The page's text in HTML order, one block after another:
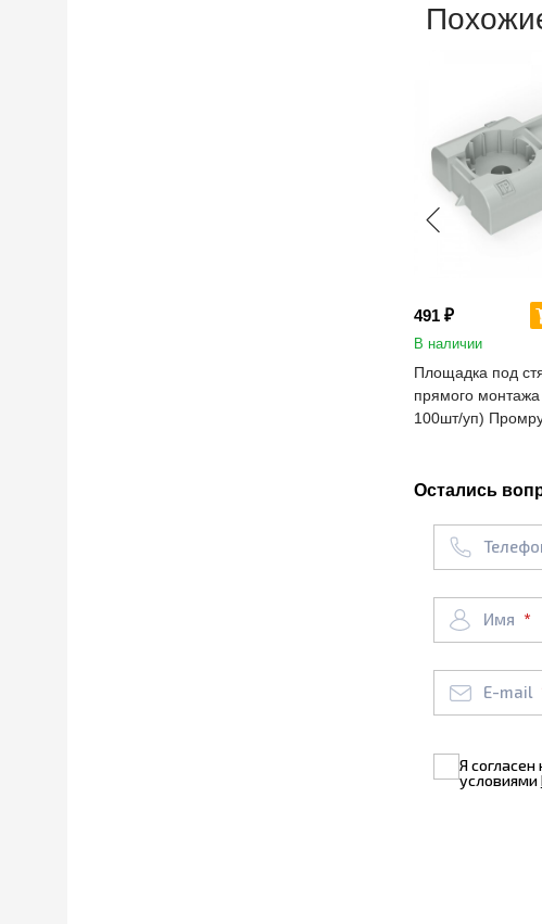
491 ₽
В наличии
Площадка под
прямого монтажа
100шт/уп)
Остались
Имя
E-mail
Я согласен
условиями